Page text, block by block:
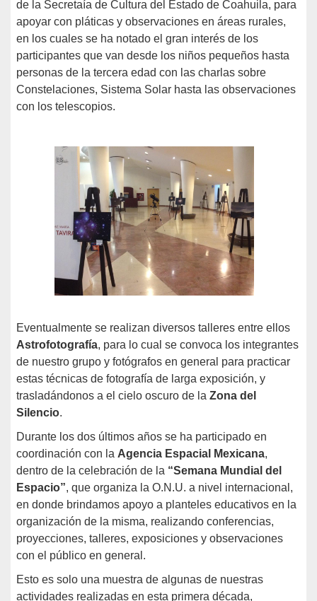
de la Secretaía de Cultura del Estado de Coahuila, para
apoyar con pláticas y observaciones en áreas rurales,
en los cuales se ha notado el gran interés de los
participantes que van desde los niños pequeños hasta
personas de la tercera edad con las charlas sobre
Constelaciones, Sistema Solar hasta las observaciones
con los telescopios.
Eventualmente se realizan diversos talleres entre ellos
Astrofotografía, para lo cual se convoca los integrantes
de nuestro grupo y fotógrafos en general para practicar
estas técnicas de fotografía de larga exposición, y
trasladándonos a el cielo oscuro de la Zona del
Silencio.
Durante los dos últimos años se ha participado en
coordinación con la Agencia Espacial Mexicana,
dentro de la celebración de la “Semana Mundial del
Espacio”, que organiza la O.N.U. a nivel internacional,
en donde brindamos apoyo a planteles educativos en la
organización de la misma, realizando conferencias,
proyecciones, talleres, exposiciones y observaciones
con el público en general.
Esto es solo una muestra de algunas de nuestras
actividades realizadas en esta primera década,